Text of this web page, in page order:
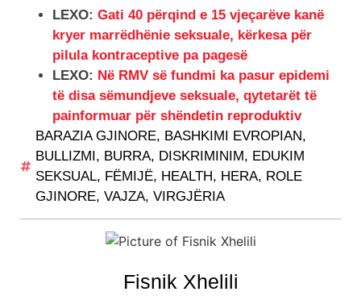
LEXO: Gati 40 përqind e 15 vjeçarëve kanë
kryer marrëdhënie seksuale, kërkesa për
pilula kontraceptive pa pagesë
LEXO: Në RMV së fundmi ka pasur epidemi
të disa sëmundjeve seksuale, qytetarët të
painformuar për shëndetin reproduktiv
BARAZIA GJINORE, BASHKIMI EVROPIAN,
BULLIZMI , BURRA, DISKRIMINIM, EDUKIM
SEKSUAL, FËMIJË, HEALTH, HERA, ROLE
GJINORE, VAJZA, VIRGJËRIA
Fisnik Xhelili